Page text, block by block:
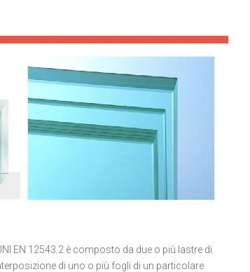
EN 12543.2 è composto da due o più lastre di
di uno o più fogli di un particolare